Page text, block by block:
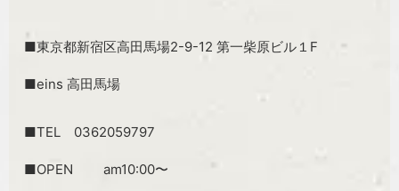
■東京都新宿区高田馬場2-9-12 第一柴原ビル１F
■eins 高田馬場
■TEL 0362059797
■OPEN am10:00〜